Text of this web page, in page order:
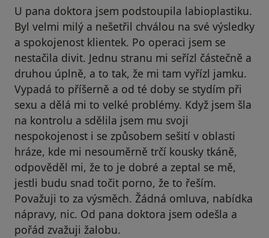
U pana doktora jsem podstoupila labioplastiku.
Byl velmi milý a nešetřil chválou na své výsledky
a spokojenost klientek. Po operaci jsem se
nestačila divit. Jednu stranu mi seřízl částečně a
druhou úplně, a to tak, že mi tam vyřízl jamku.
Vypadá to příšerně a od té doby se stydím při
sexu a dělá mi to velké problémy. Když jsem šla
na kontrolu a sdělila jsem mu svoji
nespokojenost i se způsobem sešití v oblasti
hráze, kde mi nesouměrně trčí kousky tkáně,
odpověděl mi, že to je dobré a zeptal se mě,
jestli budu snad točit porno, že to řeším.
Považuji to za výsměch. Žádná omluva, nabídka
nápravy, nic. Od pana doktora jsem odešla a
pořád zvažuji žalobu.